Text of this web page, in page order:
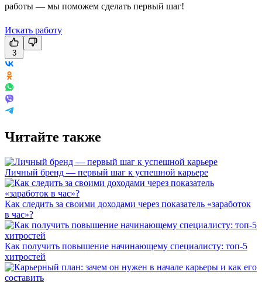
работы — мы поможем сделать первый шаг!
Искать работу
3
Читайте также
Личный бренд — первый шаг к успешной карьере
Как следить за своими доходами через показатель «заработок
в час»?
Как получить повышение начинающему специалисту: топ-5
хитростей